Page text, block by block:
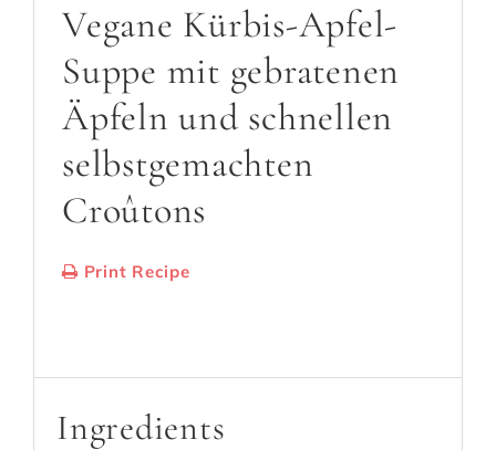
Vegane Kürbis-Apfel-
Suppe mit gebratenen
Äpfeln und schnellen
selbstgemachten
Croûtons
Print Recipe
Ingredients